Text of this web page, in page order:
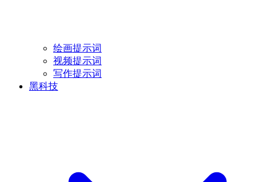
绘画提示词
视频提示词
写作提示词
黑科技